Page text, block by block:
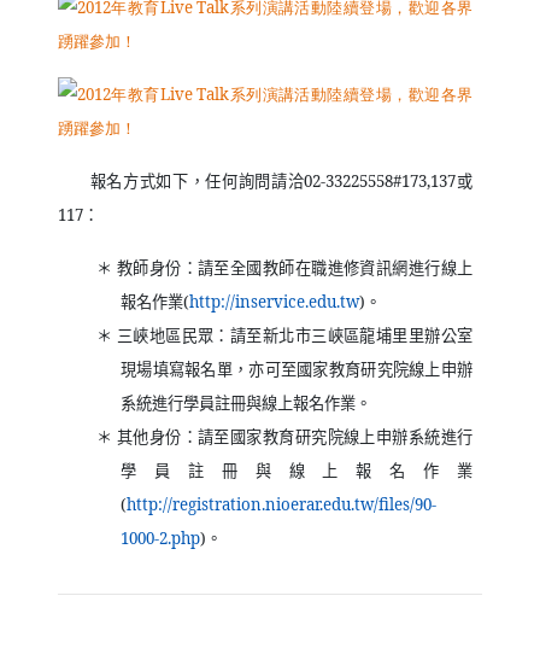
報名方式如下，任何詢問請洽02-33225558#173,137或
117 ：
＊ 教師身份：請至全國教師在職進修資訊網進行線上
報名作業(http://inservice.edu.tw（另開新視窗）
) 。
＊ 三峽地區民眾：請至新北市三峽區龍埔里里辦公室
現場填寫報名單，亦可至國家教育研究院線上申辦
系統進行學員註冊與線上報名作業。
＊ 其他身份：請至國家教育研究院線上申辦系統進行
學員註冊與線上報名作業
(http://registration.nioerar.edu.tw/files/90-
1000-2.php（另開新視窗）
) 。